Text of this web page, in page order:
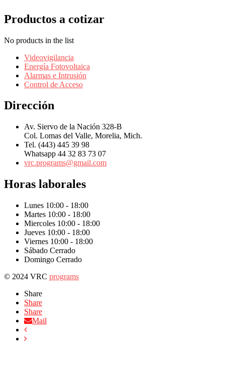
Productos a cotizar
No products in the list
Videovigilancia
Energía Fotovoltaica
Alarmas e Intrusión
Control de Acceso
Dirección
Av. Siervo de la Nación 328-B
Col. Lomas del Valle, Morelia, Mich.
Tel. (443) 445 39 98
Whatsapp 44 32 83 73 07
vrc.programs@gmail.com
Horas laborales
Lunes 10:00 - 18:00
Martes 10:00 - 18:00
Miercoles 10:00 - 18:00
Jueves 10:00 - 18:00
Viernes 10:00 - 18:00
Sábado Cerrado
Domingo Cerrado
© 2024 VRC programs
Share
Share
Share
Mail